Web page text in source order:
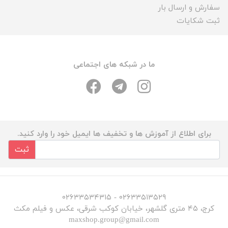
سفارش و ارسال بار
ثبت شکایات
ما در شبکه های اجتماعی
برای اطلاع از آموزش ها و تخفیف ها ایمیل خود را وارد کنید.
ثبت
۰۲۶۳۳۵۱۳۵۲۹ - ۰۲۶۳۳۵۳۴۳۱۵
کرج، ۴۵ متری گلشهر، خیابان کوکب شرقی، عکس و فیلم مکث
maxshop.group@gmail.com